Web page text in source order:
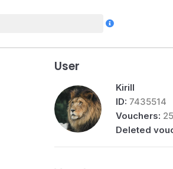
User
Kirill
ID: 7435514
Vouchers:
Deleted